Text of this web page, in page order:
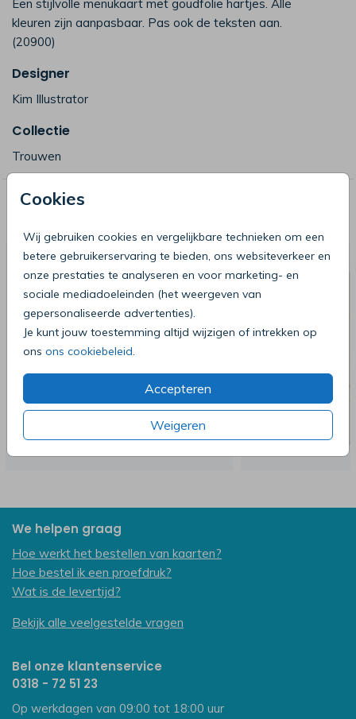
Cookies
Wij gebruiken cookies en vergelijkbare technieken om een
betere gebruikerservaring te bieden, ons websiteverkeer en
onze prestaties te analyseren en voor marketing- en
sociale mediadoeleinden (het weergeven van
gepersonaliseerde advertenties).
Je kunt jouw toestemming altijd wijzigen of intrekken op
ons ons cookiebeleid
Accepteren
Weigeren
Een stijlvolle menukaart met goudfolie hartjes. Alle
kleuren zijn aanpasbaar. Pas ook de teksten aan.
(20900)
Designer
Kim Illustrator
Collectie
Trouwen
Deze producten zijn wellicht ook iets
voor je
We helpen graag
Hoe werkt het bestellen van kaarten?
Hoe bestel ik een proefdruk?
Wat is de levertijd?
Bekijk alle veelgestelde vragen
Bel onze klantenservice
0318 - 72 51 23
Op werkdagen van 09:00 tot 18:00 uur